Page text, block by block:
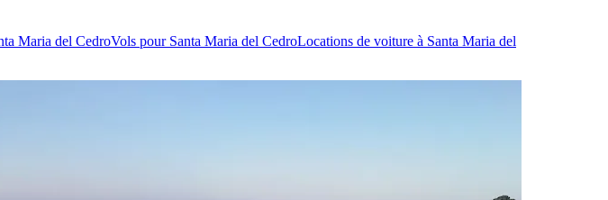
Maria del CedroVols pour Santa Maria del CedroLocations de voiture à Santa Maria del